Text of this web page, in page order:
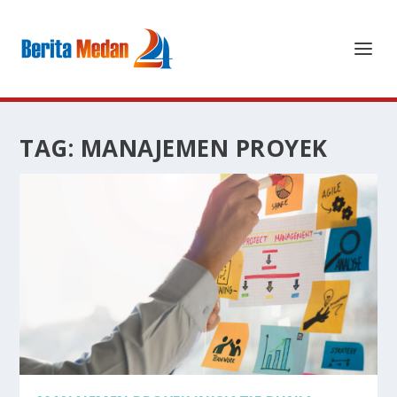
TAG: MANAJEMEN PROYEK